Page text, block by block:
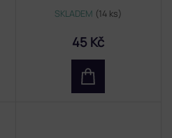
SKLADEM (14 ks)
45 Kč